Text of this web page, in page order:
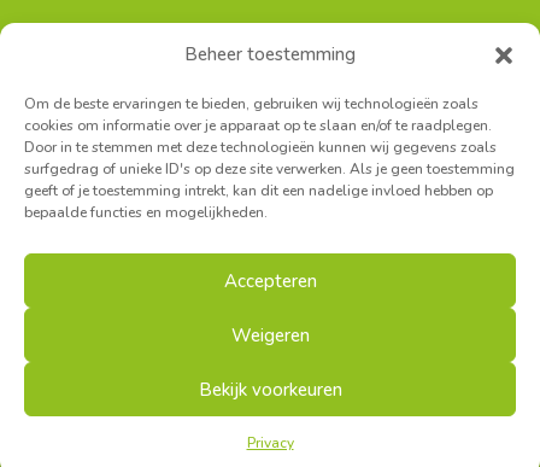
Beheer toestemming
Om de beste ervaringen te bieden, gebruiken wij technologieën zoals
cookies om informatie over je apparaat op te slaan en/of te raadplegen.
Door in te stemmen met deze technologieën kunnen wij gegevens zoals
surfgedrag of unieke ID's op deze site verwerken. Als je geen toestemming
geeft of je toestemming intrekt, kan dit een nadelige invloed hebben op
bepaalde functies en mogelijkheden.
Accepteren
Weigeren
Bekijk voorkeuren
Privacy
Hoofdkantoor:
Sainctelettesquare 19, 1000 Brussel
Turnhoutsebaan 139A, 2140 Borgerhout
Secretariaat West-Vlaanderen:
© FMDO | Crafted byCanyon Clan